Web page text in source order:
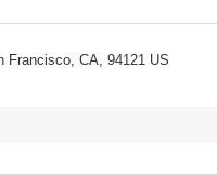
Francisco, CA, 94121 US